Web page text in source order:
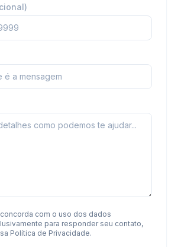
com o uso dos dados
para responder seu contato,
Política de Privacidade.